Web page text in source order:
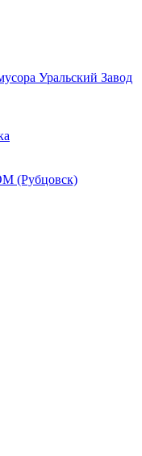
Уральский Завод
(Рубцовск)